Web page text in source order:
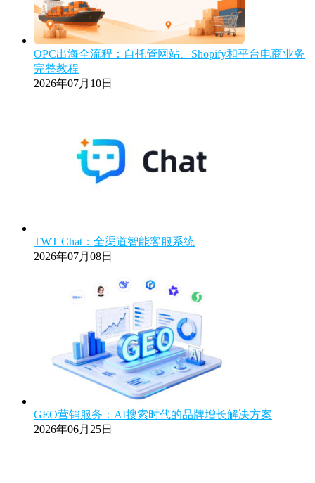
OPC出海全流程：自托管网站、Shopify和平台电商业务
完整教程
2026年07月10日
TWT Chat：全渠道智能客服系统
2026年07月08日
GEO营销服务：AI搜索时代的品牌增长解决方案
2026年06月25日